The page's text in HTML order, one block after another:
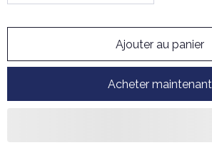
Ajouter au panier
Acheter maintenant